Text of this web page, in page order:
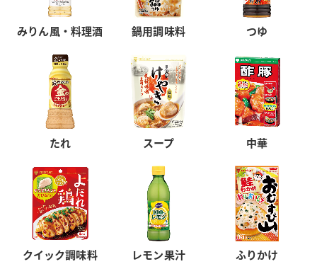
みりん風・料理酒 鍋用調味料 つゆ
たれ スープ 中華
クイック調味料 レモン果汁 ふりかけ